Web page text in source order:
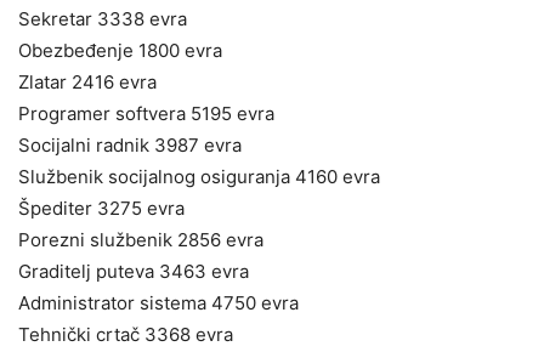
Sekretar 3338 evra
Obezbeđenje 1800 evra
Zlatar 2416 evra
Programer softvera 5195 evra
Socijalni radnik 3987 evra
Službenik socijalnog osiguranja 4160 evra
Špediter 3275 evra
Porezni službenik 2856 evra
Graditelj puteva 3463 evra
Administrator sistema 4750 evra
Tehnički crtač 3368 evra